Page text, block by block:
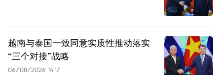
越南与泰国一致同意实质性推动落实
“三个对接”战略
06/08/2026 14:17